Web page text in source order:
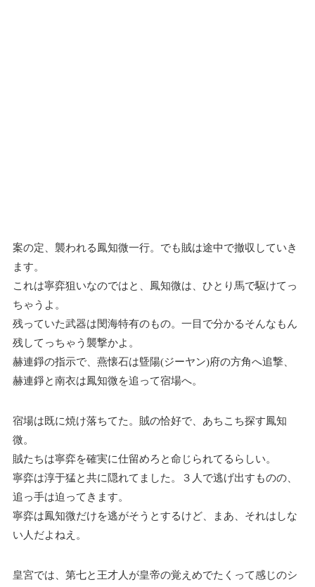
案の定、襲われる鳳知微一行。でも賊は途中で撤収していき
ます。
これは寧弈狙いなのではと、鳳知微は、ひとり馬で駆けてっ
ちゃうよ。
残っていた武器は閔海特有のもの。一目で分かるそんなもん
残してっちゃう襲撃かよ。
赫連錚の指示で、燕懐石は曁陽(ジーヤン)府の方角へ追撃、
赫連錚と南衣は鳳知微を追って宿場へ。
宿場は既に焼け落ちてた。賊の恰好で、あちこち探す鳳知
微。
賊たちは寧弈を確実に仕留めろと命じられてるらしい。
寧弈は淳于猛と共に隠れてました。３人で逃げ出すものの、
追っ手は迫ってきます。
寧弈は鳳知微だけを逃がそうとするけど、まあ、それはしな
い人だよねえ。
皇宮では、第七と王才人が皇帝の覚えめでたくって感じのシ